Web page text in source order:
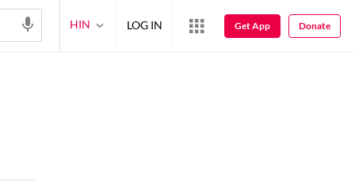
HIN LOG IN Get App Donate